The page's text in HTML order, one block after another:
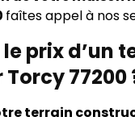
faîtes appel à nos
prix d’un
77200
terrain